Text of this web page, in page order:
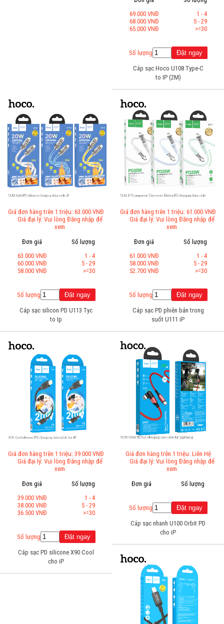
69.000 VNĐ
68.000 VNĐ
65.000 VNĐ
1 - 4
5 - 29
>=30
Số lượng
Cáp sạc Hoco U108 Type-C
to IP (2M)
Giá đơn hàng trên 1 triệu: 63.000 VNĐ
Giá đại lý: Vui lòng Đăng nhập để
xem
Đơn giá
63.000 VNĐ
60.000 VNĐ
58.000 VNĐ
Số lượng
1 - 4
5 - 29
>=30
Số lượng
Cáp sạc silicon PD U113 Tyc
to Ip
Giá đơn hàng trên 1 triệu: 61.000 VNĐ
Giá đại lý: Vui lòng Đăng nhập để
xem
Đơn giá
61.000 VNĐ
58.000 VNĐ
52.700 VNĐ
Số lượng
1 - 4
5 - 29
>=30
Số lượng
Cáp sạc PD phiên bản trong
suốt U111 iP
Giá đơn hàng trên 1 triệu: 39.000 VNĐ
Giá đại lý: Vui lòng Đăng nhập để
xem
Đơn giá
39.000 VNĐ
38.000 VNĐ
36.500 VNĐ
Số lượng
1 - 4
5 - 29
>=30
Số lượng
Cáp sạc PD silicone X90 Cool
cho iP
Giá đơn hàng trên 1 triệu: Liên Hệ
Giá đại lý: Vui lòng Đăng nhập để
xem
Đơn giá
Số lượng
Số lượng
Cáp sạc nhanh U100 Orbit PD
cho iP